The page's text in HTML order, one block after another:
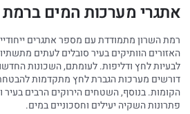
אתגרי מערכות המים ברמת
רמת השרון מתמודדת עם מספר אתגרים
האזורים הוותיקים בעיר סובלים לעתים
לבעיות לחץ ודליפות. לעומתם, השכונות
דורשים מערכות הגברת לחץ מתקדמות
הקומות. בנוסף, השטחים הירוקים הרבים בעיר
פתרונות השקיה יעילים וחסכוניים במים.